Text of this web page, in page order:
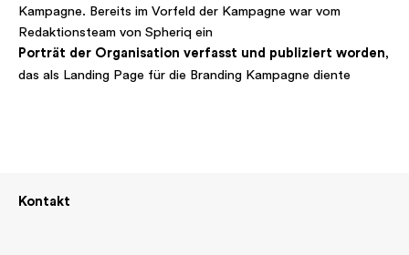
Kampagne. Bereits im Vorfeld der Kampagne war vom
Redaktionsteam von Spheriq ein
Porträt der Organisation verfasst und publiziert worden,
das als Landing Page für die Branding Kampagne diente
Kontakt